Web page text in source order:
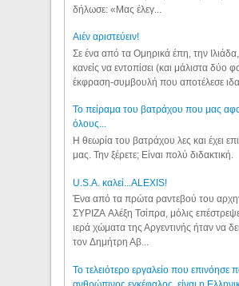
δήλωσε: «Μας έλεγ...
Aιέν αριστεύειν!
Σε ένα από τα Ομηρικά έπη, την
κανείς να εντοπίσει (και μάλιστα δύο
έκφραση-συμβουλή που αποτέλεσε
Το πείραμα του βατράχου που μας
όλους...
Η θεωρία του βατράχου λες και έχει
μας. Την ξέρετε; Είναι πολύ διδακτική.
U.S.A. καλεί...ALEXIS!
Ένα από τα πρώτα ραντεβού του
ΣΥΡΙΖΑ Αλέξη Τσίπρα, μόλις
ιερά χώματα της Αργεντινής ήταν να δει
τον Δημήτρη Αβ...
Το τελειότερο εργαλείο που επινόησε